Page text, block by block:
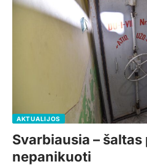
AKTUALIJOS
Svarbiausia –
nepanikuoti